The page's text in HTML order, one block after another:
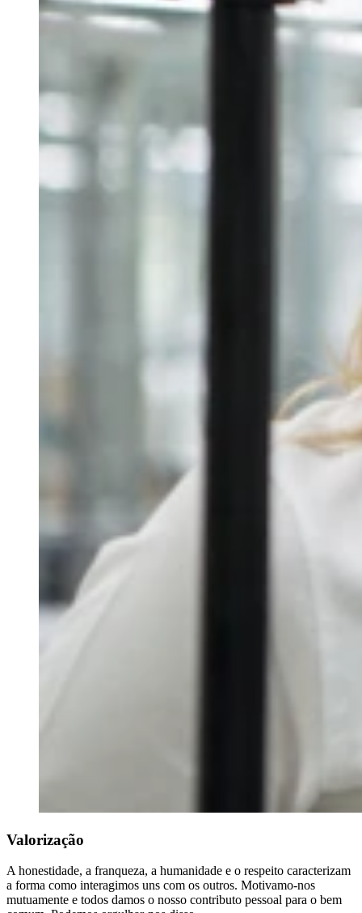
Valorização
A honestidade, a franqueza, a humanidade e o respeito caracterizam
a forma como interagimos uns com os outros. Motivamo-nos
mutuamente e todos damos o nosso contributo pessoal para o bem